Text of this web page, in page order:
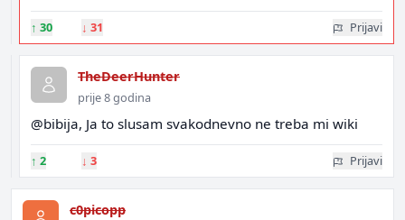
↑ 30 ↓ 31 Prijavi
TheDeerHunter
prije 8 godina
@bibija, Ja to slusam svakodnevno ne treba mi wiki
↑ 2 ↓ 3 Prijavi
c0picopp